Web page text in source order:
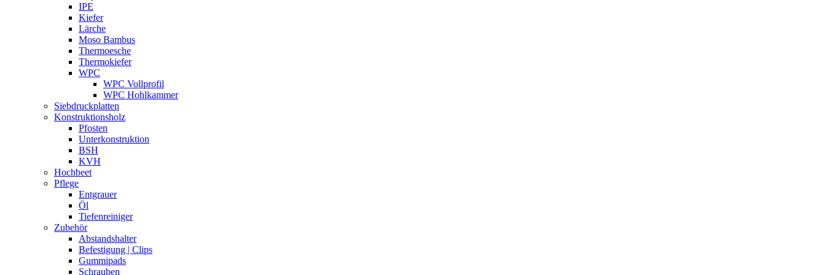
IPE
Kiefer
Lärche
Moso Bambus
Thermoesche
Thermokiefer
WPC
WPC Vollprofil
WPC Hohlkammer
Siebdruckplatten
Konstruktionsholz
Pfosten
Unterkonstruktion
BSH
KVH
Hochbeet
Pflege
Entgrauer
Öl
Tiefenreiniger
Zubehör
Abstandshalter
Befestigung | Clips
Gummipads
Schrauben